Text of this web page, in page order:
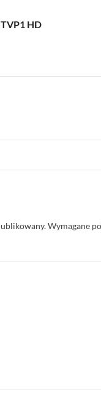
HD
Wymagane